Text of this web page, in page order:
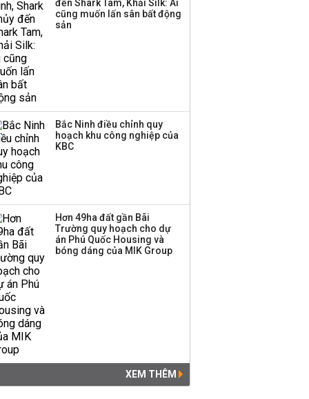
đến Shark Tam, Khải Silk: Ai
cũng muốn lấn sân bất động
sản
Bắc Ninh điều chỉnh quy
hoạch khu công nghiệp của
KBC
Hơn 49ha đất gần Bãi
Trường quy hoạch cho dự
án Phú Quốc Housing và
bóng dáng của MIK Group
XEM THÊM